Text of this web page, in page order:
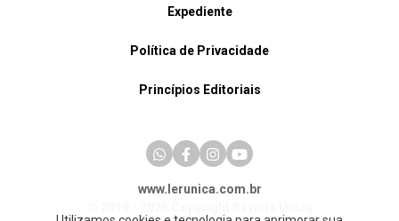
Expediente
Política de Privacidade
Princípios Editoriais
www.lerunica.com.br